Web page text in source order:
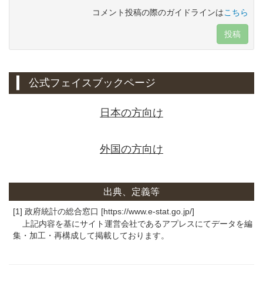
コメント投稿の際のガイドラインはこちら
投稿
公式フェイスブックページ
日本の方向け
外国の方向け
出典、定義等
[1] 政府統計の総合窓口 [https://www.e-stat.go.jp/]
上記内容を基にサイト運営会社であるアプレスにてデータを編
集・加工・再構成して掲載しております。